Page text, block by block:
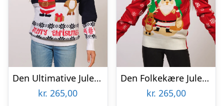
Den Ultimative Julesweater – Børn.
kr. 265,00
Den Folkekære Julesweater – Børn.
kr. 265,00